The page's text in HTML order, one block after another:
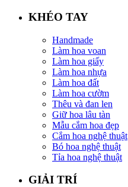
KHÉO TAY
Handmade
Làm hoa voan
Làm hoa giấy
Làm hoa nhựa
Làm hoa đất
Làm hoa cườm
Thêu và đan len
Giữ hoa lâu tàn
Mẫu cắm hoa đẹp
Cắm hoa nghệ thuật
Bó hoa nghệ thuật
Tỉa hoa nghệ thuật
GIẢI TRÍ